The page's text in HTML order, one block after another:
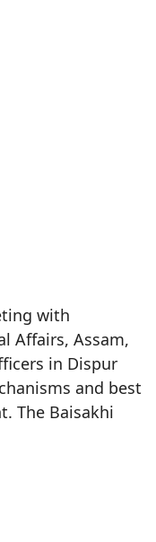
with
Affairs, Assam,
in Dispur
and best
The Baisakhi